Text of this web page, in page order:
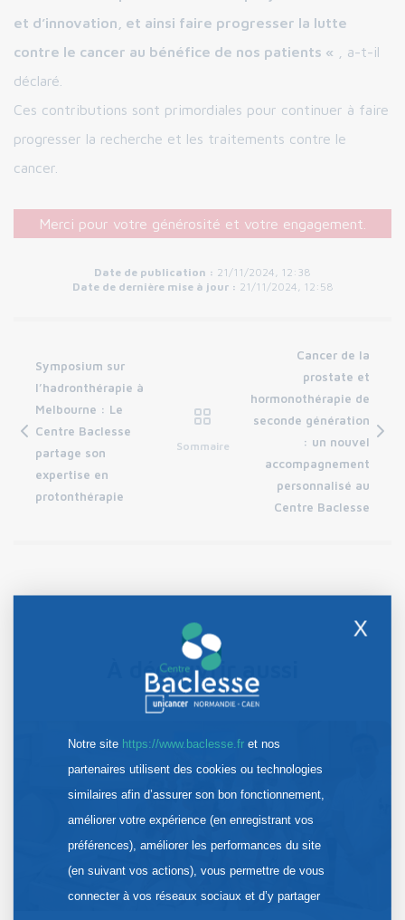
et d’innovation, et ainsi faire progresser la lutte
contre le cancer au bénéfice de nos patients «
, a-t-il
déclaré.
Ces contributions sont primordiales pour continuer à faire
progresser la recherche et les traitements contre le
cancer.
Merci pour votre générosité et votre engagement.
Date de publication : 21/11/2024, 12:38
Date de dernière mise à jour : 21/11/2024, 12:58
Symposium sur
l’hadronthérapie à
Melbourne : Le
Centre Baclesse
partage son
expertise en
protonthérapie
Sommaire
Cancer de la
prostate et
hormonothérapie de
seconde génération
: un nouvel
accompagnement
personnalisé au
Centre Baclesse
À découvrir aussi
X
Notre site https://www.baclesse.fret nos
partenaires utilisent des cookies ou technologies
similaires afin d’assurer son bon fonctionnement,
améliorer votre expérience (en enregistrant vos
préférences), améliorer les performances du site
(en suivant vos actions), vous permettre de vous
connecter à vos réseaux sociaux et d’y partager